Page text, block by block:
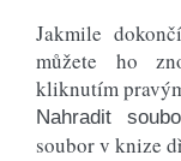
Jakmile
můžete ho
kliknutím
Nahradit
soubor v knize